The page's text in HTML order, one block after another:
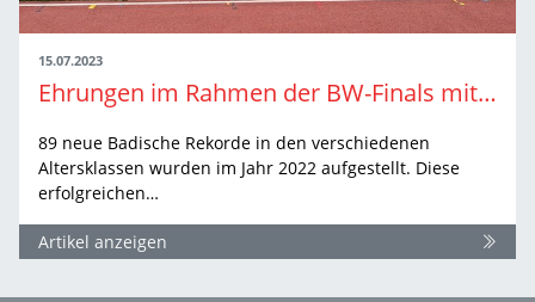
15.07.2023
Ehrungen im Rahmen der BW-Finals mit BLV-U16
89 neue Badische Rekorde in den verschiedenen
Altersklassen wurden im Jahr 2022 aufgestellt. Diese
erfolgreichen…
Artikel anzeigen